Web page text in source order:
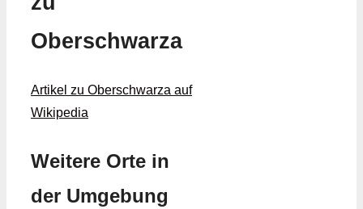
Oberschwarza
Artikel zu Oberschwarza auf
Wikipedia
Weitere Orte in
der Umgebung